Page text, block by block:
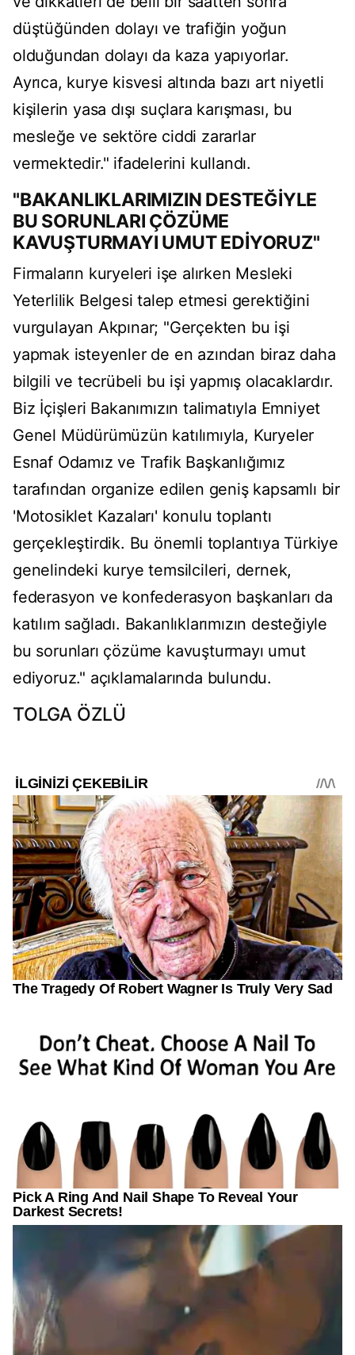
düştüğünden dolayı ve trafiğin yoğun
olduğundan dolayı da kaza yapıyorlar.
Ayrıca, kurye kisvesi altında bazı art niyetli
kişilerin yasa dışı suçlara karışması, bu
mesleğe ve sektöre ciddi zararlar
vermektedir." ifadelerini kullandı.
"BAKANLIKLARIMIZIN DESTEĞİYLE
BU SORUNLARI ÇÖZÜME
KAVUŞTURMAYI UMUT EDİYORUZ"
Firmaların kuryeleri işe alırken Mesleki
Yeterlilik Belgesi talep etmesi gerektiğini
vurgulayan Akpınar; "Gerçekten bu işi
yapmak isteyenler de en azından biraz daha
bilgili ve tecrübeli bu işi yapmış olacaklardır.
Biz İçişleri Bakanımızın talimatıyla Emniyet
Genel Müdürümüzün katılımıyla, Kuryeler
Esnaf Odamız ve Trafik Başkanlığımız
tarafından organize edilen geniş kapsamlı bir
'Motosiklet Kazaları' konulu toplantı
gerçekleştirdik. Bu önemli toplantıya Türkiye
genelindeki kurye temsilcileri, dernek,
federasyon ve konfederasyon başkanları da
katılım sağladı. Bakanlıklarımızın desteğiyle
bu sorunları çözüme kavuşturmayı umut
ediyoruz." açıklamalarında bulundu.
TOLGA ÖZLÜ